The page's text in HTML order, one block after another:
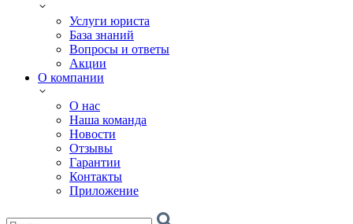
Услуги юриста
База знаний
Вопросы и ответы
Акции
О компании
О нас
Наша команда
Новости
Отзывы
Гарантии
Контакты
Приложение